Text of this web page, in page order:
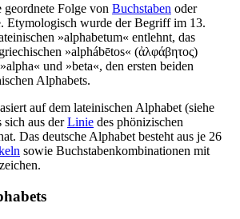
Folge von Buchstaben oder
Etymologisch wurde der Begriff im 13.
»alphabetum« entlehnt, das
»alphábētos« (ἀλφάβητος)
und »beta«, den ersten beiden
Alphabets.
auf dem lateinischen Alphabet (siehe
sich aus derLinie des phönizischen
Das deutsche Alphabet besteht aus je 26
sowie Buchstabenkombinationen mit